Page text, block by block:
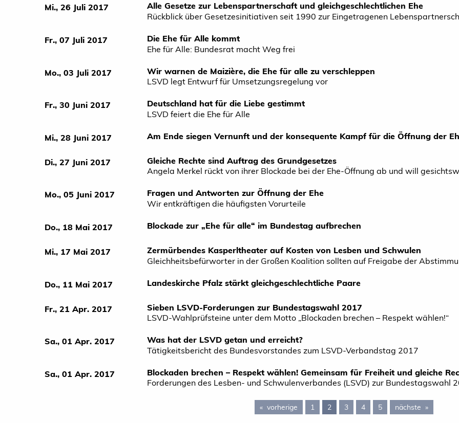
Mi., 26 Juli 2017
Alle Gesetze zur Lebenspartnerschaft und gleichgeschlechtlichen Ehe
Rückblick über Gesetzesinitiativen seit 1990 zur Eingetragenen
Fr., 07 Juli 2017
Die Ehe für Alle kommt
Ehe für Alle: Bundesrat macht Weg frei
Mo., 03 Juli 2017
Wir warnen de Maizière, die Ehe für alle zu verschleppen
LSVD legt Entwurf für Umsetzungsregelung vor
Fr., 30 Juni 2017
Deutschland hat für die Liebe gestimmt
LSVD feiert die Ehe für Alle
Mi., 28 Juni 2017 Am Ende siegen Vernunft und der konsequente Kampf für die Öffnung der
Di., 27 Juni 2017
Gleiche Rechte sind Auftrag des Grundgesetzes
Angela Merkel rückt von ihrer Blockade bei der Ehe-Öffnung ab und will
Mo., 05 Juni 2017
Fragen und Antworten zur Öffnung der Ehe
Wir entkräftigen die häufigsten Vorurteile
Do., 18 Mai 2017 Blockade zur „Ehe für alle“ im Bundestag aufbrechen
Mi., 17 Mai 2017
Zermürbendes Kasperltheater auf Kosten von Lesben und Schwulen
Gleichheitsbefürworter in der Großen Koalition sollten auf Freigabe der
Do., 11 Mai 2017 Landeskirche Pfalz stärkt gleichgeschlechtliche Paare
Fr., 21 Apr. 2017
Sieben LSVD-Forderungen zur Bundestagswahl 2017
LSVD-Wahlprüfsteine unter dem Motto „Blockaden brechen – Respekt wählen!“
Sa., 01 Apr. 2017
Was hat der LSVD getan und erreicht?
Tätigkeitsbericht des Bundesvorstandes zum LSVD-Verbandstag 2017
Sa., 01 Apr. 2017
Blockaden brechen – Respekt wählen! Gemeinsam für Freiheit und gleiche
Forderungen des Lesben- und Schwulenverbandes (LSVD) zur Bundestagswahl
vorherige page 1
1 You're on page
2 3 4 5 nächste page 3